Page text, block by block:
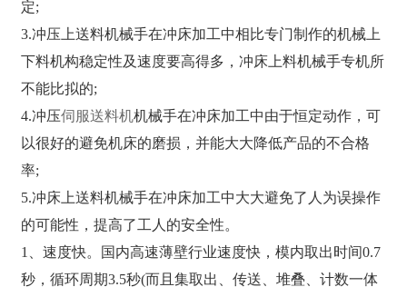
定;
3.冲压上送料机械手在冲床加工中相比专门制作的机械上
下料机构稳定性及速度要高得多，冲床上料机械手专机所
不能比拟的;
4.冲压伺服送料机机械手在冲床加工中由于恒定动作，可
以很好的避免机床的磨损，并能大大降低产品的不合格
率;
5.冲床上送料机械手在冲床加工中大大避免了人为误操作
的可能性，提高了工人的安全性。
1、速度快。国内高速薄壁行业速度快，模内取出时间0.7
秒，循环周期3.5秒(而且集取出、传送、堆叠、计数一体